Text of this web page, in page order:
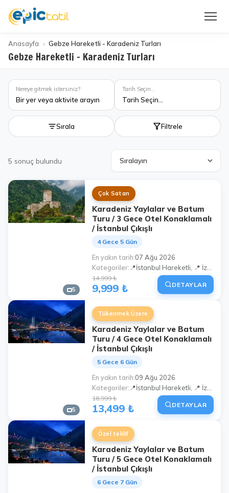
Anasayfa Gebze Hareketli - Karadeniz Turları
Gebze Hareketli - Karadeniz Turları
Nereye gitmek istersiniz?
Bir yer veya aktivite arayın
Tarih Seçin...
Tarih Seçin...
Sırala Filtrele
5 sonuç bulundu
5
Çok Satan
Karadeniz Yaylalar ve Batum
Turu / 3 Gece Otel Konaklamalı
/ İstanbul Çıkışlı
4 Gece 5 Gün
En yakın tarih 07 Ağu 2026
Kategoriler
14,999 ₺
9,999 ₺ DETAYLAR
5
Tükenmek Üzere
Karadeniz Yaylalar ve Batum
Turu / 4 Gece Otel Konaklamalı
/ İstanbul Çıkışlı
5 Gece 6 Gün
En yakın tarih 09 Ağu 2026
Kategoriler
18,999 ₺
13,499 ₺ DETAYLAR
Özel teklif
Karadeniz Yaylalar ve Batum
Turu / 5 Gece Otel Konaklamalı
/ İstanbul Çıkışlı
6 Gece 7 Gün